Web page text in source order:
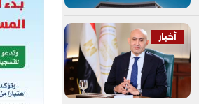
أخبار